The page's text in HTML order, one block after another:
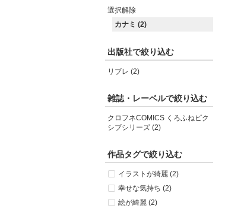
選択解除
カナミ (2)
出版社で絞り込む
リブレ (2)
雑誌・レーベルで絞り込む
クロフネCOMICS くろふねピク
シブシリーズ (2)
作品タグで絞り込む
イラストが綺麗 (2)
幸せな気持ち (2)
絵が綺麗 (2)